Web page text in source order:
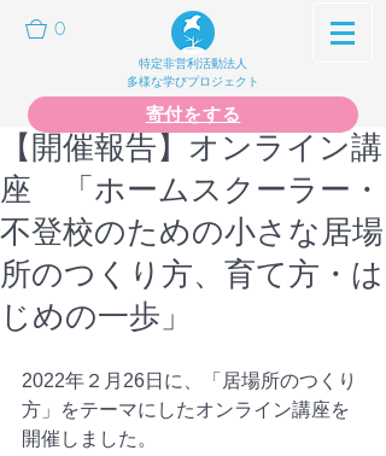
0
特定非営利活動法人
多様な学びプロジェクト
寄付をする
【開催報告】オンライン講
座 「ホームスクーラー・
不登校のための小さな居場
所のつくり方、育て方・は
じめの一歩」
2022年２月26日に、「居場所のつくり
方」をテーマにしたオンライン講座を
開催しました。